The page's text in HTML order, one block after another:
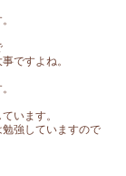
ですよね。
います。
強していますので